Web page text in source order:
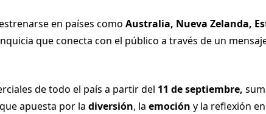
en países como Australia, Nueva Zelanda,
que conecta con el público a través de un
de todo el país a partir del 11 de septiembre,
apuesta por la diversión, la emoción y la reflexión